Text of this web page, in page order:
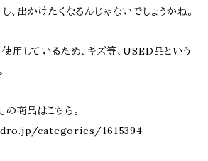
、出かけたくなるんじゃないでしょうかね。
用しているため、キズ等、USED品という
の商品はこちら。
categories/1615394